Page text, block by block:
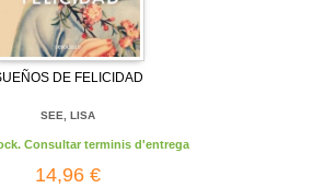
DE FELICIDAD
SEE, LISA
Consultar terminis d'entrega
14,96 €